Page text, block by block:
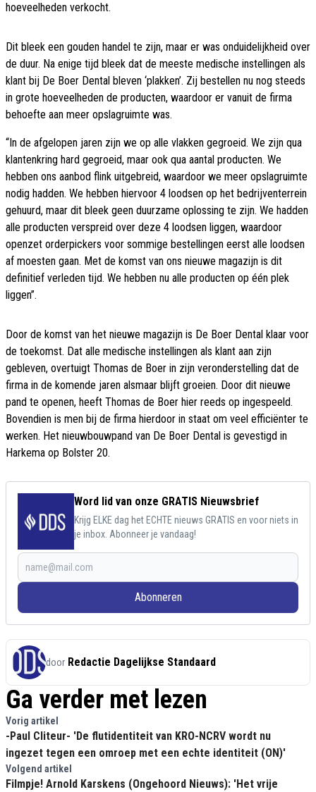
hoeveelheden verkocht.
Dit bleek een gouden handel te zijn, maar er was onduidelijkheid over
de duur. Na enige tijd bleek dat de meeste medische instellingen als
klant bij De Boer Dental bleven ‘plakken’. Zij bestellen nu nog steeds
in grote hoeveelheden de producten, waardoor er vanuit de firma
behoefte aan meer opslagruimte was.
“In de afgelopen jaren zijn we op alle vlakken gegroeid. We zijn qua
klantenkring hard gegroeid, maar ook qua aantal producten. We
hebben ons aanbod flink uitgebreid, waardoor we meer opslagruimte
nodig hadden. We hebben hiervoor 4 loodsen op het bedrijventerrein
gehuurd, maar dit bleek geen duurzame oplossing te zijn. We hadden
alle producten verspreid over deze 4 loodsen liggen, waardoor
openzet orderpickers voor sommige bestellingen eerst alle loodsen
af moesten gaan. Met de komst van ons nieuwe magazijn is dit
definitief verleden tijd. We hebben nu alle producten op één plek
liggen”.
Door de komst van het nieuwe magazijn is De Boer Dental klaar voor
de toekomst. Dat alle medische instellingen als klant aan zijn
gebleven, overtuigt Thomas de Boer in zijn veronderstelling dat de
firma in de komende jaren alsmaar blijft groeien. Door dit nieuwe
pand te openen, heeft Thomas de Boer hier reeds op ingespeeld.
Bovendien is men bij de firma hierdoor in staat om veel efficiënter te
werken. Het nieuwbouwpand van De Boer Dental is gevestigd in
Harkema op Bolster 20.
Word lid van onze GRATIS Nieuwsbrief
Krijg ELKE dag het ECHTE nieuws GRATIS en voor niets in
je inbox. Abonneer je vandaag!
Abonneren
door Redactie Dagelijkse Standaard
Ga verder met lezen
Vorig artikel
-Paul Cliteur- 'De flutidentiteit van KRO-NCRV wordt nu
ingezet tegen een omroep met een echte identiteit (ON)'
Volgend artikel
Filmpje! Arnold Karskens (Ongehoord Nieuws): 'Het vrije